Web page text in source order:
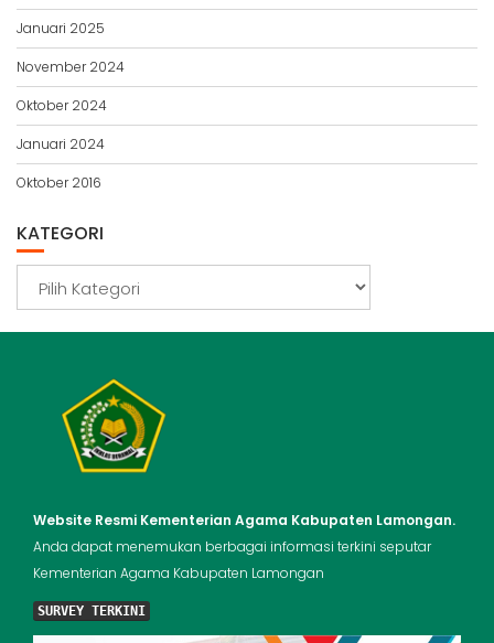
Januari 2025
November 2024
Oktober 2024
Januari 2024
Oktober 2016
KATEGORI
Website Resmi Kementerian Agama Kabupaten Lamongan.
Anda dapat menemukan berbagai informasi terkini seputar
Kementerian Agama Kabupaten Lamongan
SURVEY TERKINI